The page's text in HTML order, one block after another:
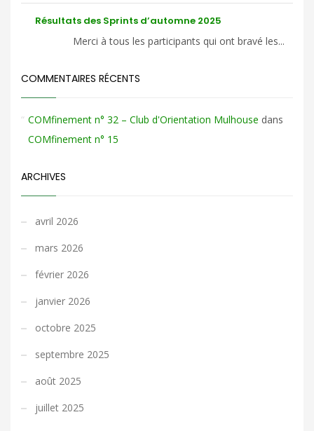
Résultats des Sprints d’automne 2025
Merci à tous les participants qui ont bravé les...
COMMENTAIRES RÉCENTS
COMfinement n° 32 – Club d'Orientation Mulhouse dans
COMfinement n° 15
ARCHIVES
avril 2026
mars 2026
février 2026
janvier 2026
octobre 2025
septembre 2025
août 2025
juillet 2025